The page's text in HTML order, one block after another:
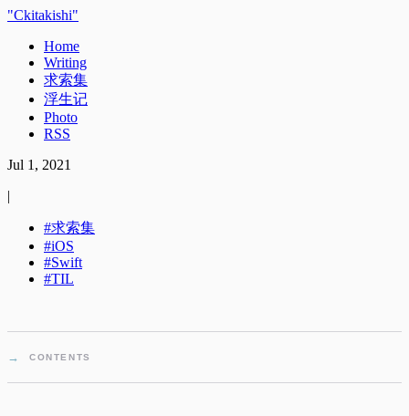
Ckitakishi
Home
Writing
求索集
浮生记
Photo
RSS
Jul 1, 2021
|
求索集
iOS
Swift
TIL
CONTENTS